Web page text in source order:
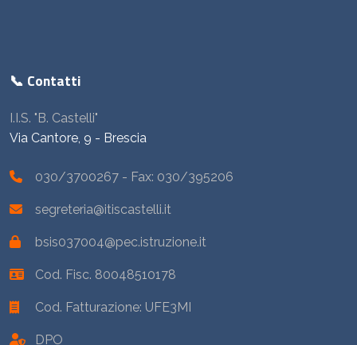
📞 Contatti
I.I.S. "B. Castelli"
Via Cantore, 9 - Brescia
030/3700267 - Fax: 030/395206
segreteria@itiscastelli.it
bsis037004@pec.istruzione.it
Cod. Fisc. 80048510178
Cod. Fatturazione: UFE3MI
DPO